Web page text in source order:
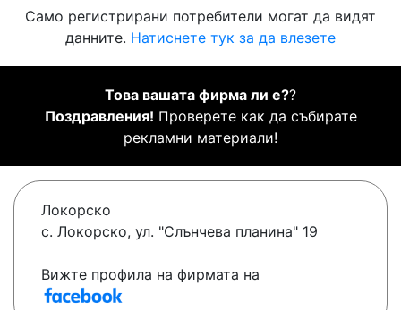
Само регистрирани потребители могат да видят
данните. Натиснете тук за да влезете
Това вашата фирма ли е??
Поздравления! Проверете как да събирате
рекламни материали!
Локорско
с. Локорско, ул. "Слънчева планина" 19
Вижте профила на фирмата на